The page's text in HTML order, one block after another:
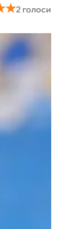
★
★2 голоси